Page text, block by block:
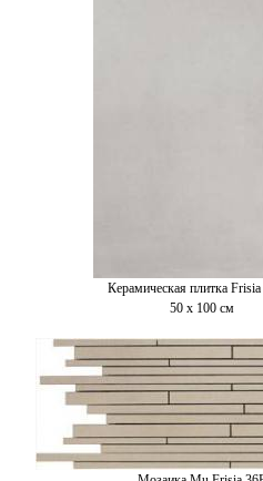
Керамическая плитка
50 x 100 см